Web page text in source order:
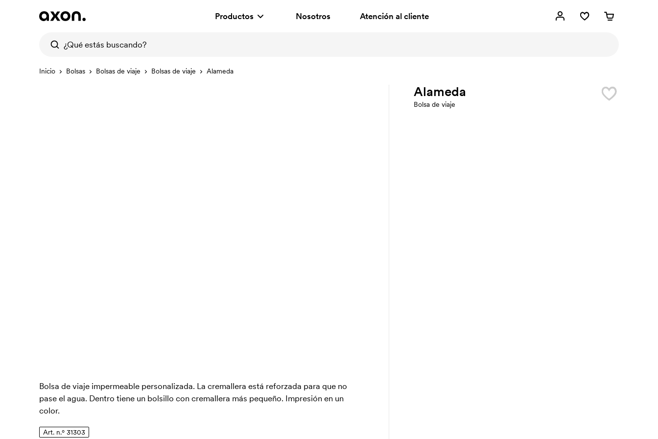
Productos Nosotros Atención al cliente
Inicio Bolsas Bolsas de viaje Bolsas de viaje Alameda
Alameda
Bolsa de viaje
Bolsa de viaje impermeable personalizada. La cremallera está reforzada para que no
pase el agua. Dentro tiene un bolsillo con cremallera más pequeño. Impresión en un
color.
Art. n.º 31303